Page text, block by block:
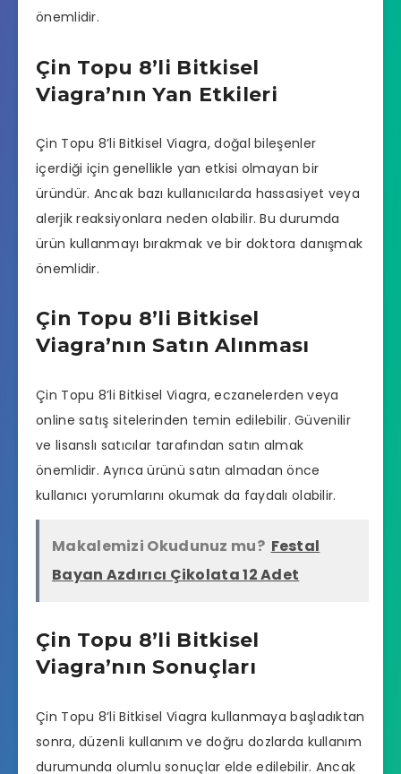
önemlidir.
Çin Topu 8’li Bitkisel
Viagra’nın Yan Etkileri
Çin Topu 8’li Bitkisel Viagra, doğal bileşenler
içerdiği için genellikle yan etkisi olmayan bir
üründür. Ancak bazı kullanıcılarda hassasiyet veya
alerjik reaksiyonlara neden olabilir. Bu durumda
ürün kullanmayı bırakmak ve bir doktora danışmak
önemlidir.
Çin Topu 8’li Bitkisel
Viagra’nın Satın Alınması
Çin Topu 8’li Bitkisel Viagra, eczanelerden veya
online satış sitelerinden temin edilebilir. Güvenilir
ve lisanslı satıcılar tarafından satın almak
önemlidir. Ayrıca ürünü satın almadan önce
kullanıcı yorumlarını okumak da faydalı olabilir.
Makalemizi Okudunuz mu? Festal
Bayan Azdırıcı Çikolata 12 Adet
Çin Topu 8’li Bitkisel
Viagra’nın Sonuçları
Çin Topu 8’li Bitkisel Viagra kullanmaya başladıktan
sonra, düzenli kullanım ve doğru dozlarda kullanım
durumunda olumlu sonuçlar elde edilebilir. Ancak